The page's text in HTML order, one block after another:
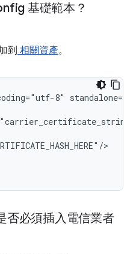
基礎範本？
到 相關資產。
8"
>
否必須插入電信業者